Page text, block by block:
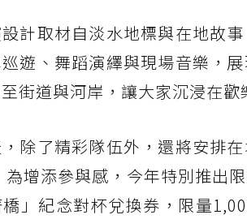
計取材自淡水地標與在地故
遊、舞蹈演繹與現場音樂，
街道與河岸，讓大家沉浸在歡
除了精彩隊伍外，還將安排
為增添參與感，今年特別推出
」紀念對杯兌換券，限量